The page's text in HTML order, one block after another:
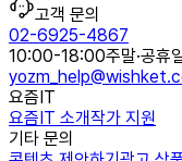
고객 문의
02-6925-4867
10:00-18:00주말·공휴
요즘IT
요즘IT 소개작가 지원
기타 문의